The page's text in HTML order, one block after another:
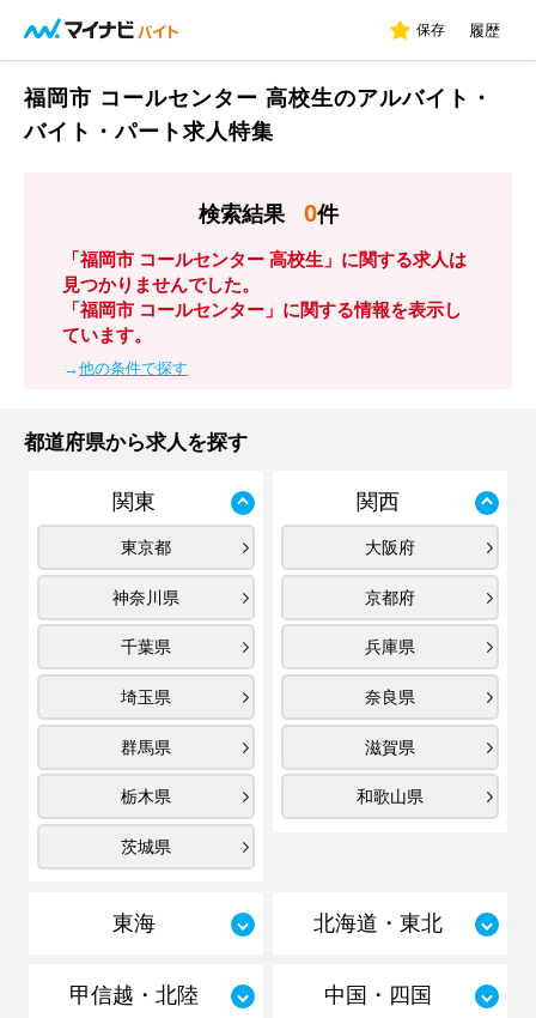
保存 履歴
福岡市 コールセンター 高校生のアルバイト・
バイト・パート求人特集
検索結果 0件
「福岡市 コールセンター 高校生」に関する求人は
見つかりませんでした。
「福岡市 コールセンター」に関する情報を表示し
ています。
→他の条件で探す
都道府県から求人を探す
関東
東京都
神奈川県
千葉県
埼玉県
群馬県
栃木県
茨城県
関西
大阪府
京都府
兵庫県
奈良県
滋賀県
和歌山県
東海 北海道・東北
甲信越・北陸 中国・四国